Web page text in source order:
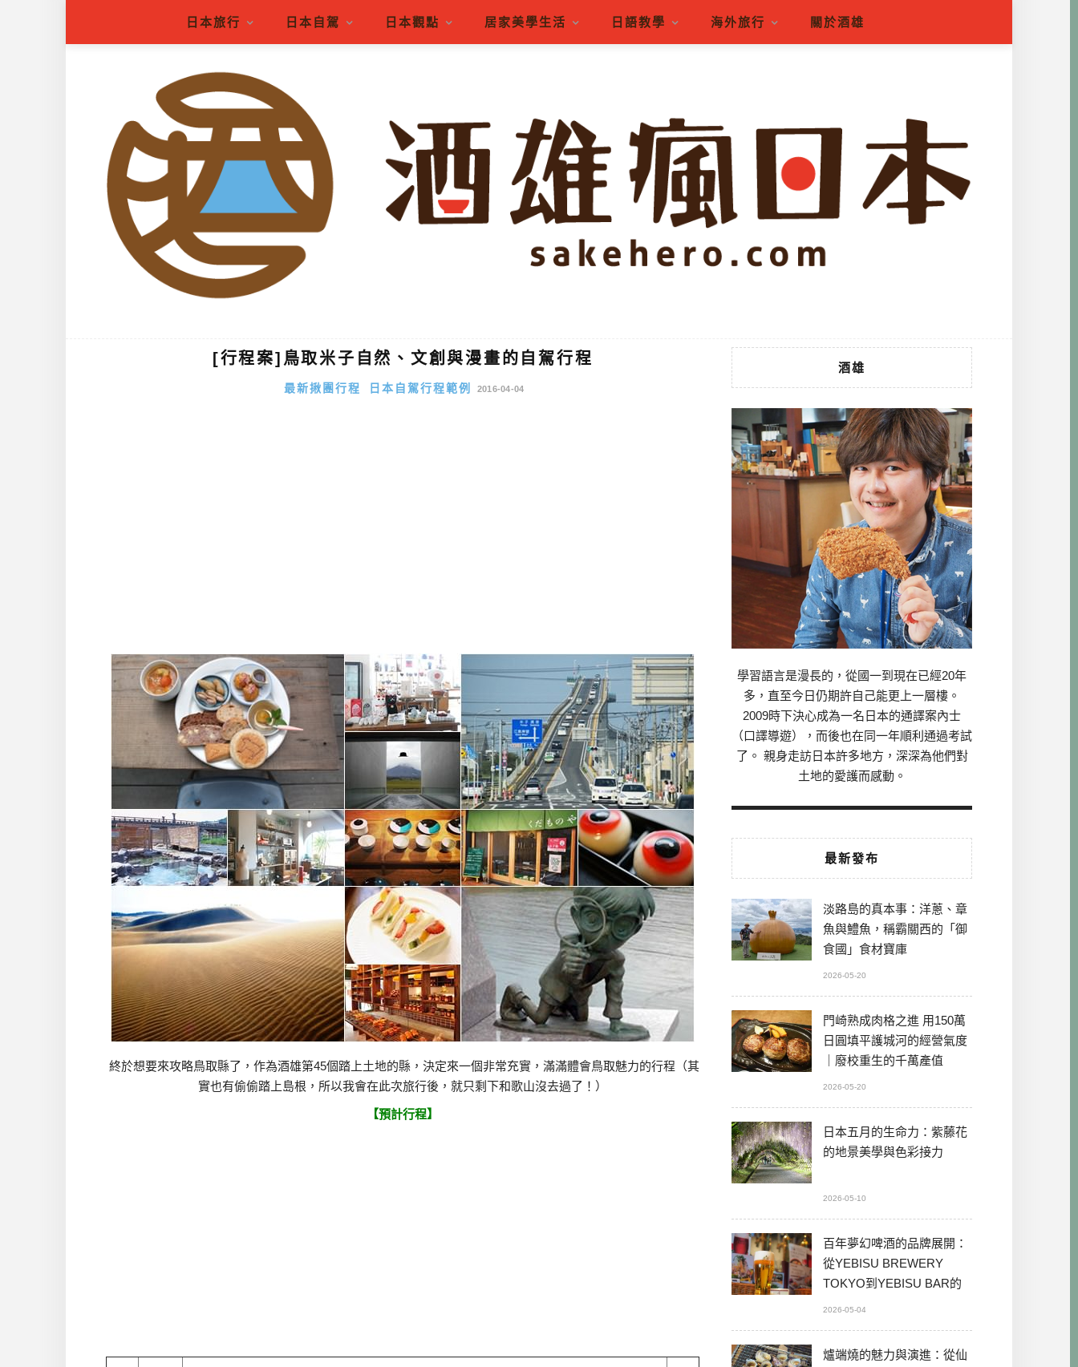
日本旅行 日本自駕 日本觀點 居家美學生活 日語教學 海外旅行 關於酒雄
[行程案]鳥取米子自然、文創與漫畫的自駕行程
最新揪團行程 日本自駕行程範例 2016-04-04
終於想要來攻略鳥取縣了，作為酒雄第45個踏上土地的縣，決定來一個非常充實，滿滿體會鳥取魅力的行程（其
實也有偷偷踏上島根，所以我會在此次旅行後，就只剩下和歌山沒去過了！）
【預計行程】
酒雄
學習語言是漫長的，從國一到現在已經20年
多，直至今日仍期許自己能更上一層樓。
2009時下決心成為一名日本的通譯案內士
（口譯導遊），而後也在同一年順利通過考試
了。 親身走訪日本許多地方，深深為他們對
土地的愛護而感動。
最新發布
淡路島的真本事：洋蔥、章
魚與鱧魚，稱霸關西的「御
食國」食材寶庫
2026-05-20
門崎熟成肉格之進 用150萬
日圓填平護城河的經營氣度
｜廢校重生的千萬產值
2026-05-20
日本五月的生命力：紫藤花
的地景美學與色彩接力
2026-05-10
百年夢幻啤酒的品牌展開：
從YEBISU BREWERY
TOKYO到YEBISU BAR的
2026-05-04
爐端燒的魅力與演進：從仙